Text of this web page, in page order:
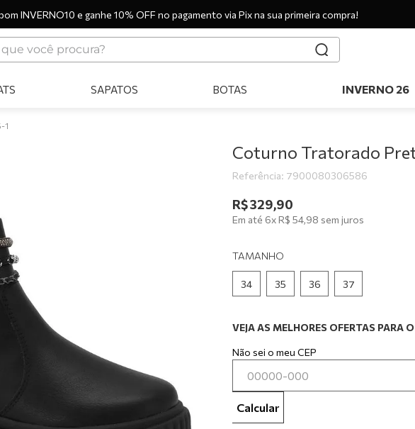
INVERNO10 e ganhe 10% OFF no pagamento via Pix na sua primeira compra!
você procura?
SAPATOS BOTAS INVERNO 26
1
Coturno Tratorado
Referência: 7900080306586
R$329,90
Em até 6xR$ 54,98 sem juros
TAMANHO
34 35 36 37
VEJA AS MELHORES OFERTAS PARA O
Não sei o meu CEP
Calcular
tamanco
tênis branco
mocassim
tênis preto